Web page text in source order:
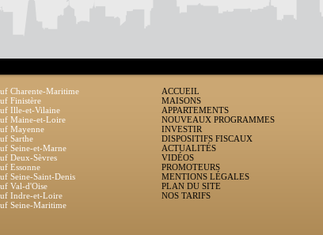
Charente-Maritime
Finistère
Ille-et-Vilaine
Maine-et-Loire
Mayenne
Sarthe
Seine-et-Marne
Deux-Sèvres
Essonne
Seine-Saint-Denis
Val-d'Oise
Indre-et-Loire
Seine-Maritime
ACCUEIL
MAISONS
APPARTEMENTS
NOUVEAUX PROGRAMMES
INVESTIR
DISPOSITIFS FISCAUX
ACTUALITÉS
VIDÉOS
PROMOTEURS
MENTIONS LÉGALES
PLAN DU SITE
NOS TARIFS